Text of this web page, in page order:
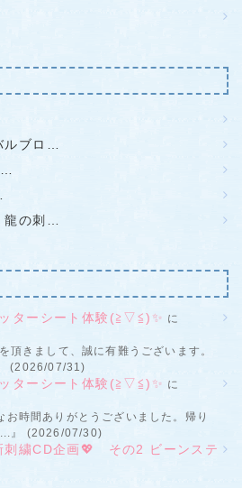
ルブロ…
の刺…
ターシート体験(≧▽≦)✨ に
頂きまして、誠に有難うございます。
(2026/07/31)
ターシート体験(≧▽≦)✨ に
お時間ありがとうございました。帰り
』 (2026/07/30)
刺繍CD企画💖 その2 ビーンステ